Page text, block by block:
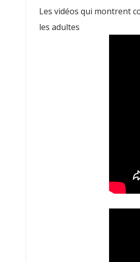
Les vidéos qui montrent
les adultes